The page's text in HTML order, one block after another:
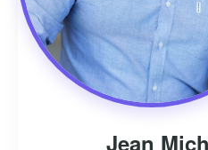
Jean